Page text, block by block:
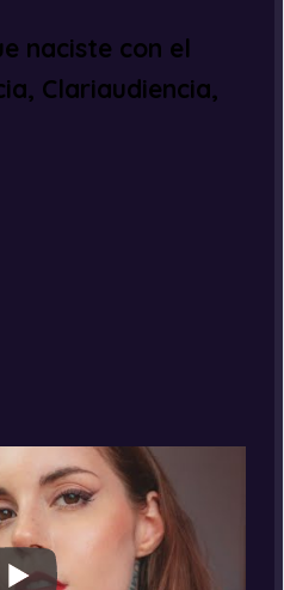
naciste con el
Clariaudiencia,